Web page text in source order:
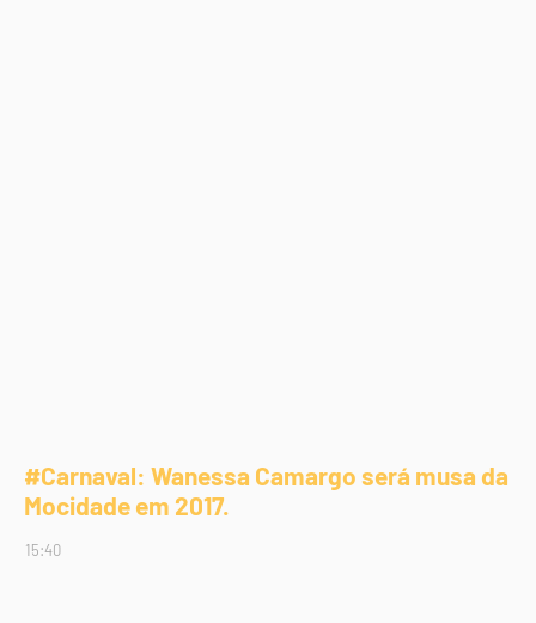
#Carnaval: Wanessa Camargo será musa da
Mocidade em 2017.
15:40